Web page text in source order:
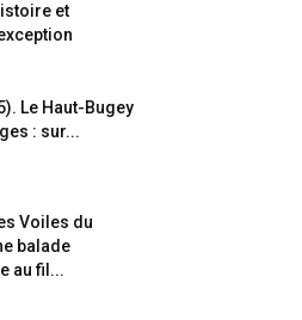
et
Le Haut-Bugey
: sur...
Voiles du
balade
au fil...